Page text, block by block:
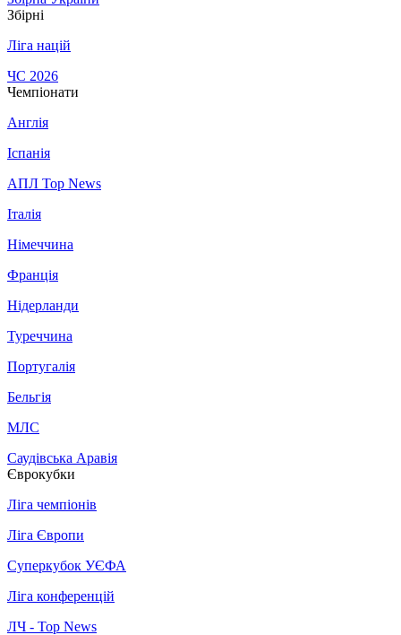
Збірні
Ліга націй
ЧС 2026
Чемпіонати
Англія
Іспанія
АПЛ Top News
Італія
Німеччина
Франція
Нідерланди
Туреччина
Португалія
Бельгія
МЛС
Саудівська Аравія
Єврокубки
Ліга чемпіонів
Ліга Європи
Суперкубок УЄФА
Ліга конференцій
ЛЧ - Top News